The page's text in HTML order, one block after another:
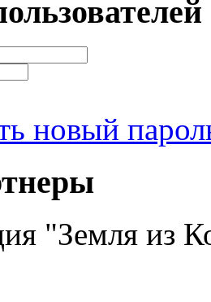
новый
"Земля из